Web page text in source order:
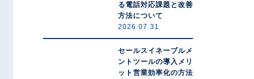
る電話対応課題と改善
方法について
2026.07.31
セールスイネーブルメ
ントツールの導入メリ
ット営業効率化の方法